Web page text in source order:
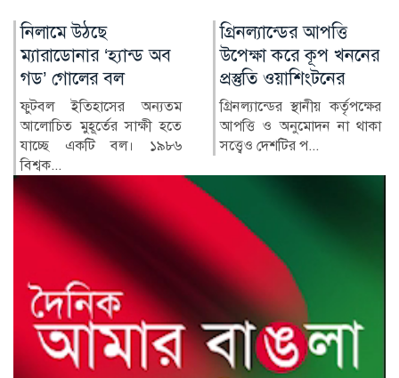
গ্রিনল্যান্ডের আপত্তি
উপেক্ষা করে কূপ খননের
প্রস্তুতি ওয়াশিংটনের
গ্রিনল্যান্ডের স্থানীয় কর্তৃপক্ষের
আপত্তি ও অনুমোদন না থাকা
সত্ত্বেও দেশটির প...
রাশিয়া-ইউক্রেন
পাল্টাপাল্টি হামলায়
নিহত ৩, আহত ১০
রাশিয়া ও ইউক্রেনের মধ্যে
শনিবার রাতভর পাল্টাপাল্টি
হামলায় অন্তত তিনজন নিহত